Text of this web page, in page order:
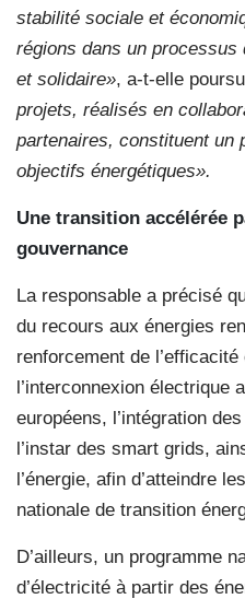
stabilité sociale et
régions dans un processus
et solidaire», a-t-elle
projets, réalisés en
partenaires, constituent un
objectifs énergétiques».
Une transition accélérée
gouvernance
La responsable a précisé
du recours aux énergies
renforcement de l’efficacité
l’interconnexion
européens, l’intégration
l’instar des smart grids,
l’énergie, afin d’atteindre
nationale de transition
D’ailleurs, un programme
d’électricité à partir des